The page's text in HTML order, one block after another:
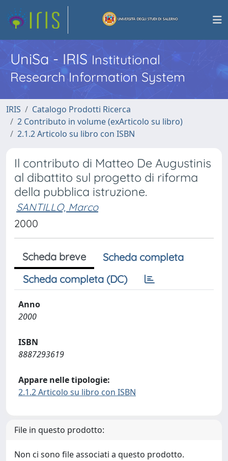
UniSa - IRISInstitutional
Research Information System
IRIS
Catalogo Prodotti Ricerca
2 Contributo in volume (exArticolo su libro)
2.1.2 Articolo su libro con ISBN
Il contributo di Matteo De Augustinis
al dibattito sul progetto di riforma
della pubblica istruzione.
SANTILLO, Marco
2000
Scheda breve
Scheda completa
Scheda completa (DC)
Anno
2000
ISBN
8887293619
Appare nelle tipologie:
2.1.2 Articolo su libro con ISBN
File in questo prodotto:
Non ci sono file associati a questo prodotto.